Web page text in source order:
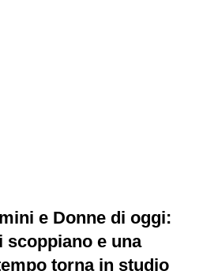
e Donne di oggi:
scoppiano e una
torna in studio